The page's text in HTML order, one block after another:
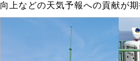
向上などの天気予報への貢献が